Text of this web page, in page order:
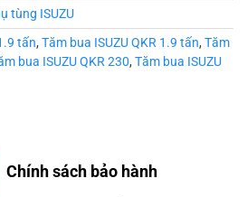
tùng ISUZU
tấn, Tăm bua ISUZU QKR 1.9 tấn, Tăm
bua ISUZU QKR 230, Tăm bua ISUZU
Chính sách bảo hành